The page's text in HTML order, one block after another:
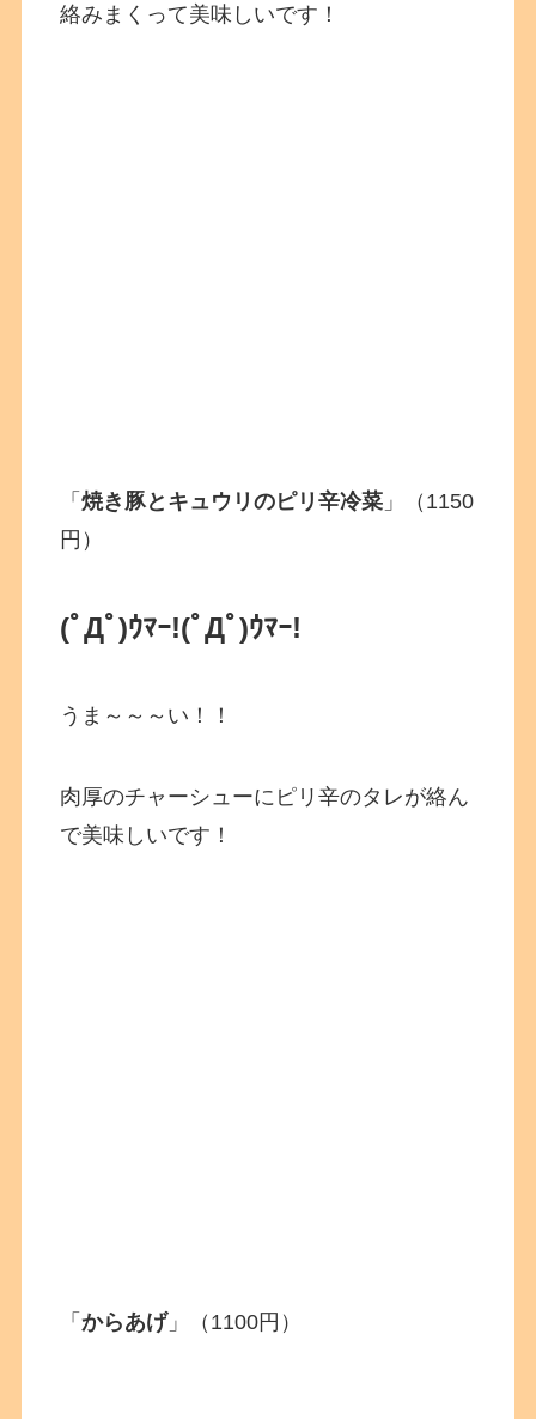
絡みまくって美味しいです！
「焼き豚とキュウリのピリ辛冷菜 」（1150
円）
(ﾟДﾟ)ｳﾏｰ!(ﾟДﾟ)ｳﾏｰ!
うま～～～い！！
肉厚のチャーシューにピリ辛のタレが絡ん
で美味しいです！
「からあげ」（1100円）